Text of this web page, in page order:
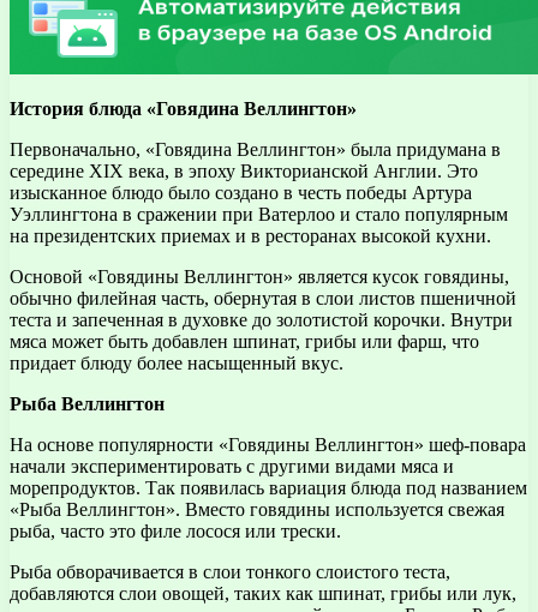
История блюда «Говядина Веллингтон»
Первоначально, «Говядина Веллингтон» была придумана в
середине XIX века, в эпоху Викторианской Англии. Это
изысканное блюдо было создано в честь победы Артура
Уэллингтона в сражении при Ватерлоо и стало популярным
на президентских приемах и в ресторанах высокой кухни.
Основой «Говядины Веллингтон» является кусок говядины,
обычно филейная часть, обернутая в слои листов пшеничной
теста и запеченная в духовке до золотистой корочки. Внутри
мяса может быть добавлен шпинат, грибы или фарш, что
придает блюду более насыщенный вкус.
Рыба Веллингтон
На основе популярности «Говядины Веллингтон» шеф-повара
начали экспериментировать с другими видами мяса и
морепродуктов. Так появилась вариация блюда под названием
«Рыба Веллингтон». Вместо говядины используется свежая
рыба, часто это филе лосося или трески.
Рыба обворачивается в слои тонкого слоистого теста,
добавляются слои овощей, таких как шпинат, грибы или лук,